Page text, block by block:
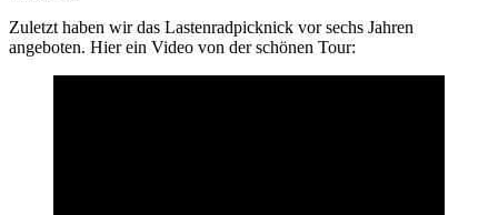
Zuletzt haben wir das Lastenradpicknick vor sechs Jahren
angeboten. Hier ein Video von der schönen Tour: